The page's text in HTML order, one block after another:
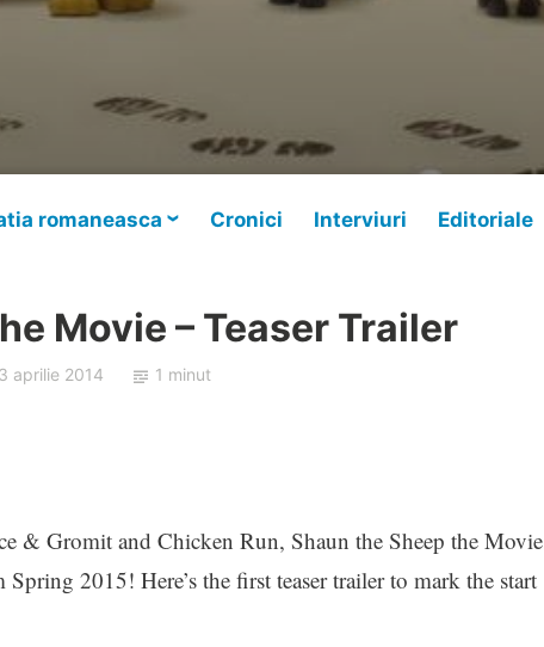
romaneasca Cronici Interviuri Editoriale
Movie – Teaser Trailer
3 aprilie 2014 1 minut
& Gromit and Chicken Run, Shaun the Sheep the Movie
2015! Here’s the first teaser trailer to mark the start